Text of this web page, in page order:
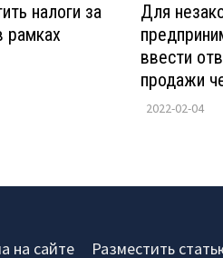
налоги за
Для
ввести
продажи
2022-02-04
на сайте Разместить